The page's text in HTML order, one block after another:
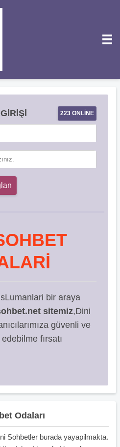
223 ONLINE
bir araya
sitemiz,Dini
güvenli ve
fırsatı
Odaları
Sohbetler burada yayapilmakta.